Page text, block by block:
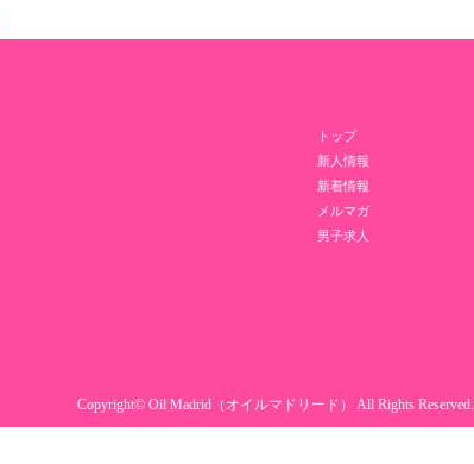
トップ
新人情報
新着情報
メルマガ
男子求人
Copyright© Oil Madrid（オイルマドリード） All Rights Reserved.